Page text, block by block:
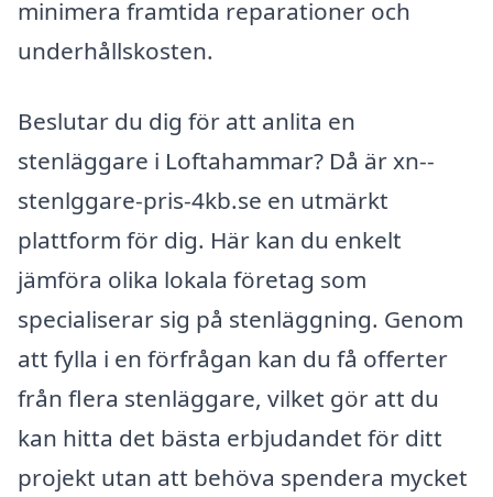
minimera framtida reparationer och
underhållskosten.
Beslutar du dig för att anlita en
stenläggare i Loftahammar? Då är xn--
stenlggare-pris-4kb.se en utmärkt
plattform för dig. Här kan du enkelt
jämföra olika lokala företag som
specialiserar sig på stenläggning. Genom
att fylla i en förfrågan kan du få offerter
från flera stenläggare, vilket gör att du
kan hitta det bästa erbjudandet för ditt
projekt utan att behöva spendera mycket